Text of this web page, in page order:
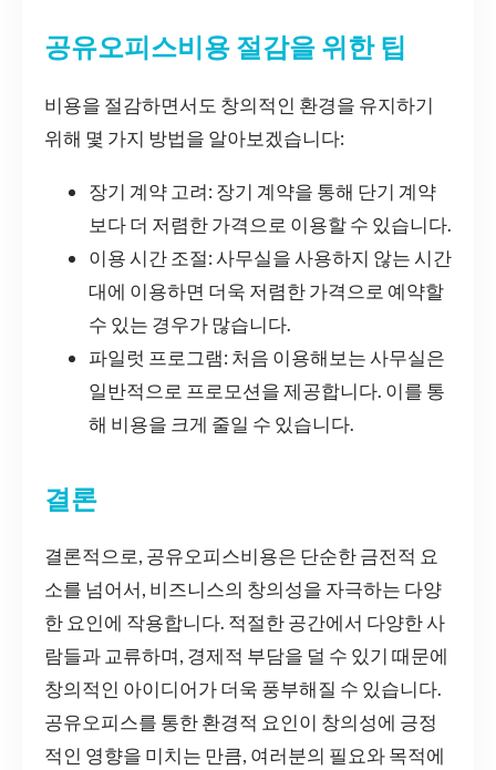
공유오피스비용 절감을 위한 팁
비용을 절감하면서도 창의적인 환경을 유지하기
위해 몇 가지 방법을 알아보겠습니다:
장기 계약 고려: 장기 계약을 통해 단기 계약
보다 더 저렴한 가격으로 이용할 수 있습니다.
이용 시간 조절: 사무실을 사용하지 않는 시간
대에 이용하면 더욱 저렴한 가격으로 예약할
수 있는 경우가 많습니다.
파일럿 프로그램: 처음 이용해보는 사무실은
일반적으로 프로모션을 제공합니다. 이를 통
해 비용을 크게 줄일 수 있습니다.
결론
결론적으로, 공유오피스비용은 단순한 금전적 요
소를 넘어서, 비즈니스의 창의성을 자극하는 다양
한 요인에 작용합니다. 적절한 공간에서 다양한 사
람들과 교류하며, 경제적 부담을 덜 수 있기 때문에
창의적인 아이디어가 더욱 풍부해질 수 있습니다.
공유오피스를 통한 환경적 요인이 창의성에 긍정
적인 영향을 미치는 만큼, 여러분의 필요와 목적에